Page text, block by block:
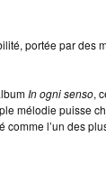
portée par des
In ogni senso,
mélodie puisse
l’un des